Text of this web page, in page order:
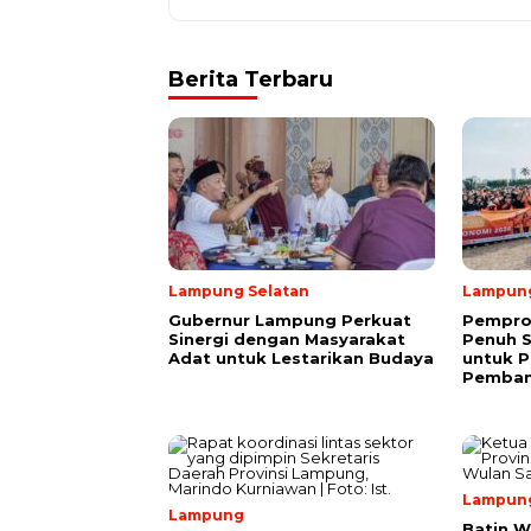
Berita Terbaru
Lampung Selatan
Gubernur Lampung Perkuat
Sinergi dengan Masyarakat
Adat untuk Lestarikan Budaya
Penuh
untuk
Lampung